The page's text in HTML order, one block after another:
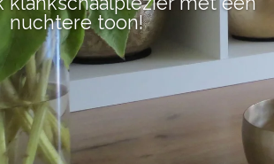
nuchtere toon!